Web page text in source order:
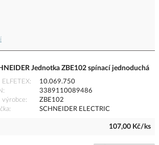
Jednotka ZBE102 spínací jednoduchá
ELFETEX
10.069.750
3389110089486
výrobce
ZBE102
SCHNEIDER ELECTRIC
107,00 Kč/ks